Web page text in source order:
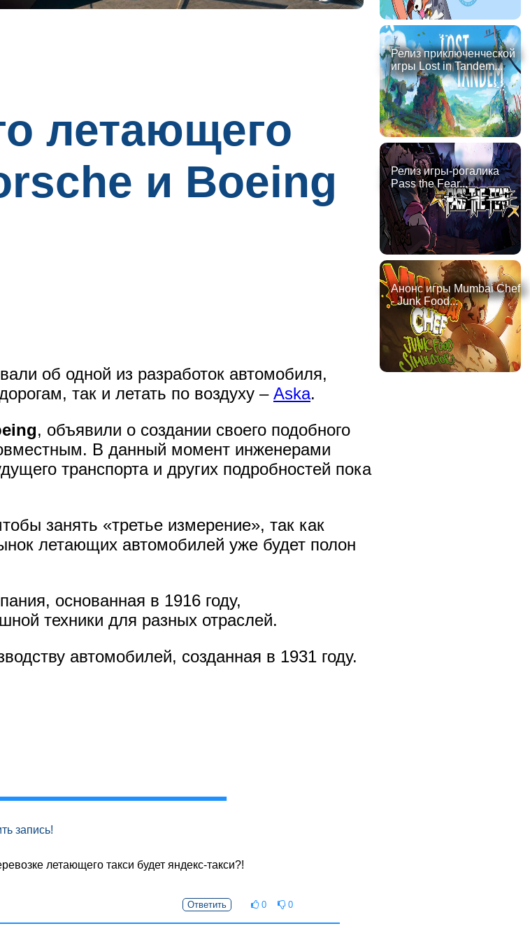
летающего
и Boeing
об одной из разработок автомобиля,
так и летать по воздуху – Aska.
, объявили о создании своего подобного
В данный момент инженерами
транспорта и других подробностей пока
занять «третье измерение», так как
летающих автомобилей уже будет полон
основанная в 1916 году,
техники для разных отраслей.
автомобилей, созданная в 1931 году.
запись!
летающего такси будет яндекс-такси?!
Ответить 0 0
Релиз приключенческой
игры Lost in Tandem...
Релиз игры-рогалика
Pass the Fear...
Анонс игры Mumbai Chef
- Junk Food...